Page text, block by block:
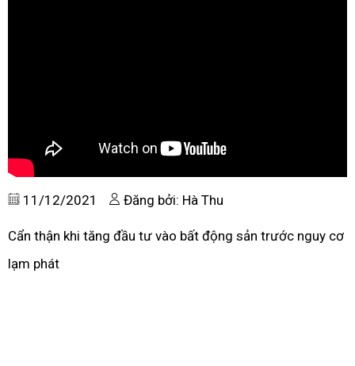
11/12/2021 Đăng bởi: Hà Thu
Cẩn thận khi tăng đầu tư vào bất động sản trước nguy cơ
lạm phát